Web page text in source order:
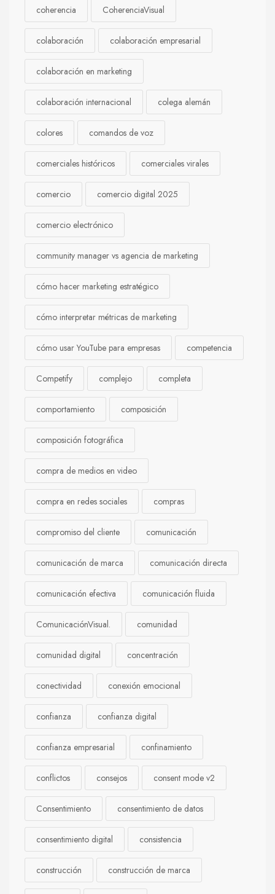
coherencia CoherenciaVisual
colaboración colaboración empresarial
colaboración en marketing
colaboración internacional colega alemán
colores comandos de voz
comerciales históricos comerciales virales
comercio comercio digital 2025
comercio electrónico
community manager vs agencia de marketing
cómo hacer marketing estratégico
cómo interpretar métricas de marketing
cómo usar YouTube para empresas competencia
Competify complejo completa
comportamiento composición
composición fotográfica
compra de medios en video
compra en redes sociales compras
compromiso del cliente comunicación
comunicación de marca comunicación directa
comunicación efectiva comunicación fluida
ComunicaciónVisual. comunidad
comunidad digital concentración
conectividad conexión emocional
confianza confianza digital
confianza empresarial confinamiento
conflictos consejos consent mode v2
Consentimiento consentimiento de datos
consentimiento digital consistencia
construcción construcción de marca